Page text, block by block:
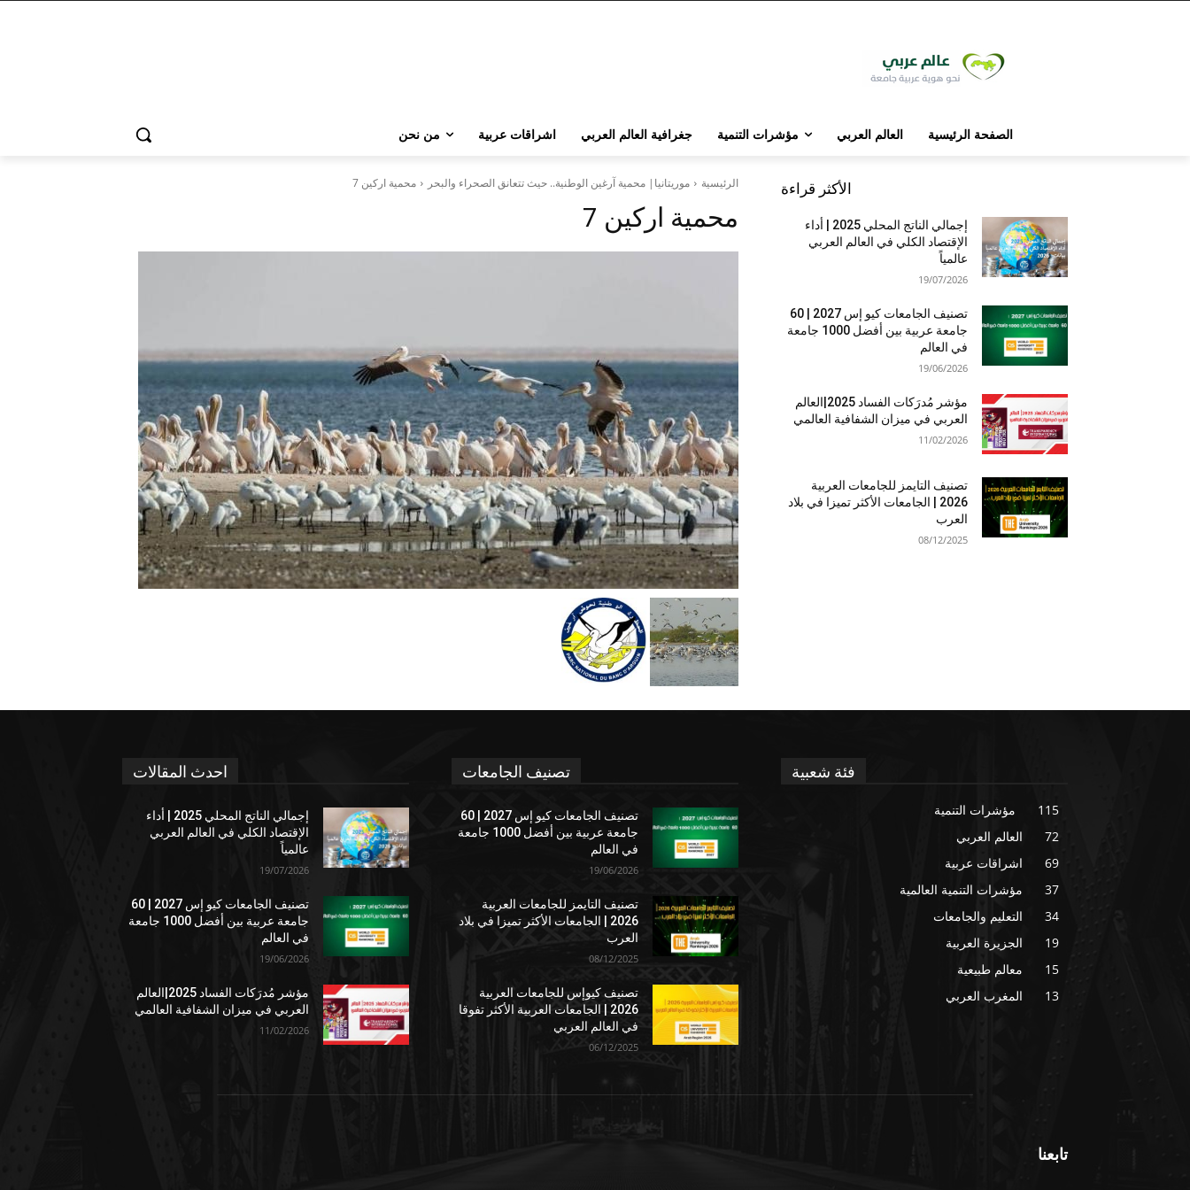
الصفحة الرئيسية العالم العربي مؤشرات التنمية جغرافية العالم العربي اشراقات عربية من نحن
الرئيسية موريتانيا| محمية آرغين الوطنية.. حيث تتعانق الصحراء والبحر محمية اركين 7
محمية اركين 7
الأكثر قراءة
إجمالي الناتج المحلي 2025 | أداء
الإقتصاد الكلي في العالم العربي
عالمياً
19/07/2026
تصنيف الجامعات كيو إس 2027 | 60
جامعة عربية بين أفضل 1000 جامعة
في العالم
19/06/2026
مؤشر مُدرَكات الفساد 2025|العالم
العربي في ميزان الشفافية العالمي
11/02/2026
تصنيف التايمز للجامعات العربية
2026 | الجامعات الأكثر تميزا في بلاد
العرب
08/12/2025
احدث المقالات
إجمالي الناتج المحلي 2025 | أداء
الإقتصاد الكلي في العالم العربي
عالمياً
19/07/2026
تصنيف الجامعات كيو إس 2027 | 60
جامعة عربية بين أفضل 1000 جامعة
في العالم
19/06/2026
مؤشر مُدرَكات الفساد 2025|العالم
العربي في ميزان الشفافية العالمي
11/02/2026
تصنيف الجامعات
تصنيف الجامعات كيو إس 2027 | 60
جامعة عربية بين أفضل 1000 جامعة
في العالم
19/06/2026
تصنيف التايمز للجامعات العربية
2026 | الجامعات الأكثر تميزا في بلاد
العرب
08/12/2025
تصنيف كيوإس للجامعات العربية
2026 | الجامعات العربية الأكثر تفوقا
في العالم العربي
06/12/2025
فئة شعبية
مؤشرات التنمية
115
العالم العربي
72
اشراقات عربية
69
مؤشرات التنمية العالمية
37
التعليم والجامعات
34
الجزيرة العربية
19
معالم طبيعية
15
المغرب العربي
13
تابعنا